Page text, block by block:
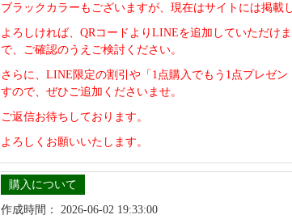
ブラックカラーもございますが、現在はサイトには掲載
よろしければ、QRコードよりLINEを追加していただけ
で、ご確認のうえご検討ください。
さらに、LINE限定の割引や「1点購入でもう1点プレゼ
すので、ぜひご追加くださいませ。
ご返信お待ちしております。
よろしくお願いいたします。
購入について
作成時間： 2026-06-02 19:33:00